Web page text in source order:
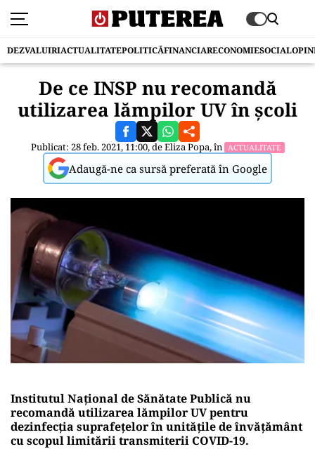
DEZVALUIRIACTUALITATEPOLITICĂFINANCIARECONOMIESOCIAL
De ce INSP nu recomandă
utilizarea lămpilor UV în școli
Publicat: 28 feb. 2021, 11:00, deEliza Popa, în ACTUALITATE
Adaugă-ne ca sursă preferată în Google
Institutul Naţional de Sănătate Publică nu
recomandă utilizarea lămpilor UV pentru
dezinfecţia suprafeţelor în unităţile de învăţământ
cu scopul limitării transmiterii COVID-19.